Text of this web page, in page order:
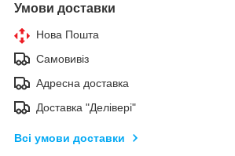
Умови доставки
Нова Пошта
Самовивіз
Адресна доставка
Доставка "Делівері"
Всі умови доставки